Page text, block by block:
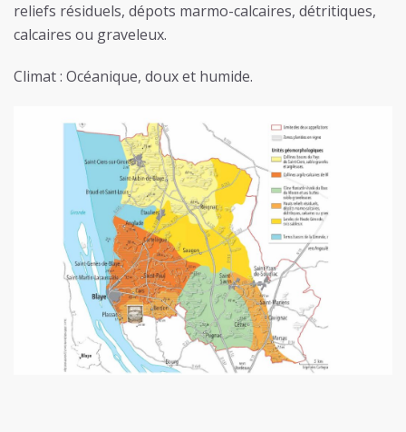
reliefs résiduels, dépots marmo-calcaires, détritiques,
calcaires ou graveleux.
Climat : Océanique, doux et humide.